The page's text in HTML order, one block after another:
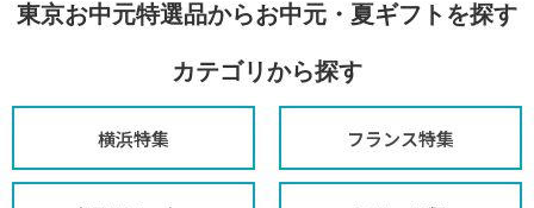
東京お中元特選品からお中元・夏ギフトを探す
カテゴリから探す
横浜特集 フランス特集